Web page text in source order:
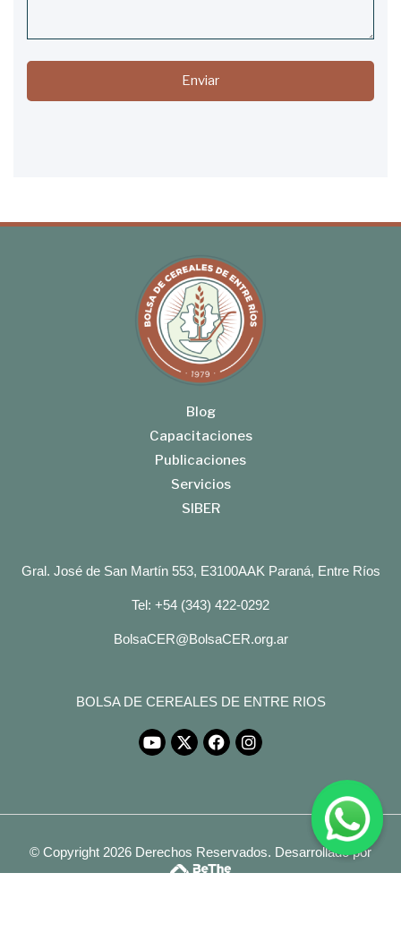
Enviar
Blog
Capacitaciones
Publicaciones
Servicios
SIBER
Gral. José de San Martín 553, E3100AAK Paraná, Entre Ríos
Tel: +54 (343) 422-0292
BolsaCER@BolsaCER.org.ar
BOLSA DE CEREALES DE ENTRE RIOS
© Copyright 2026 Derechos Reservados. Desarrollado por